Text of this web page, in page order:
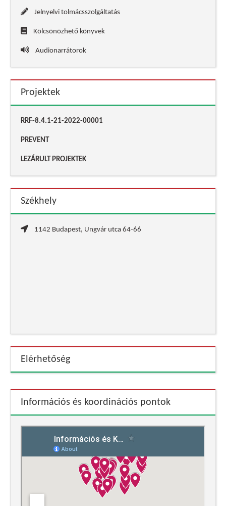
Jelnyelvi tolmácsszolgáltatás
Kölcsönözhető könyvek
Audionarrátorok
Projektek
RRF-8.4.1-21-2022-00001
PREVENT
LEZÁRULT PROJEKTEK
Székhely
1142 Budapest, Ungvár utca 64-66
Elérhetőség
Információs és koordinációs pontok